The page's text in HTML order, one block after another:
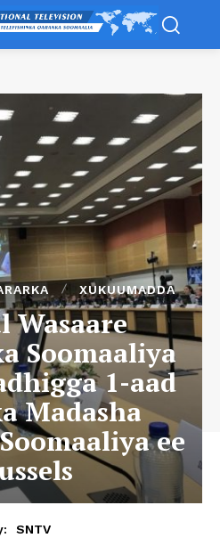
XUKUUMADDA
Wasaare
Soomaaliya
1-aad
Madasha
ee
SNTV